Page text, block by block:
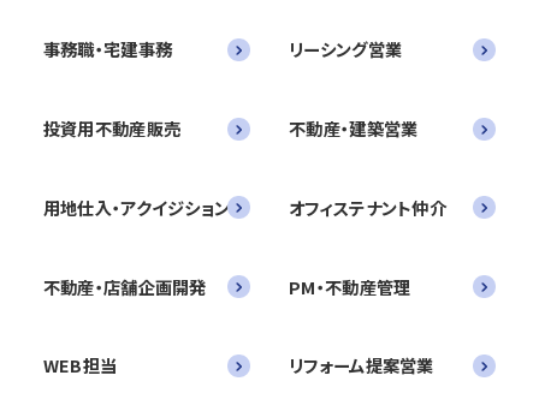
事務職・宅建事務 リーシング営業
投資用不動産販売 不動産・建築営業
用地仕入・アクイジション オフィステナント仲介
不動産・店舗企画開発 PM・不動産管理
WEB担当 リフォーム提案営業